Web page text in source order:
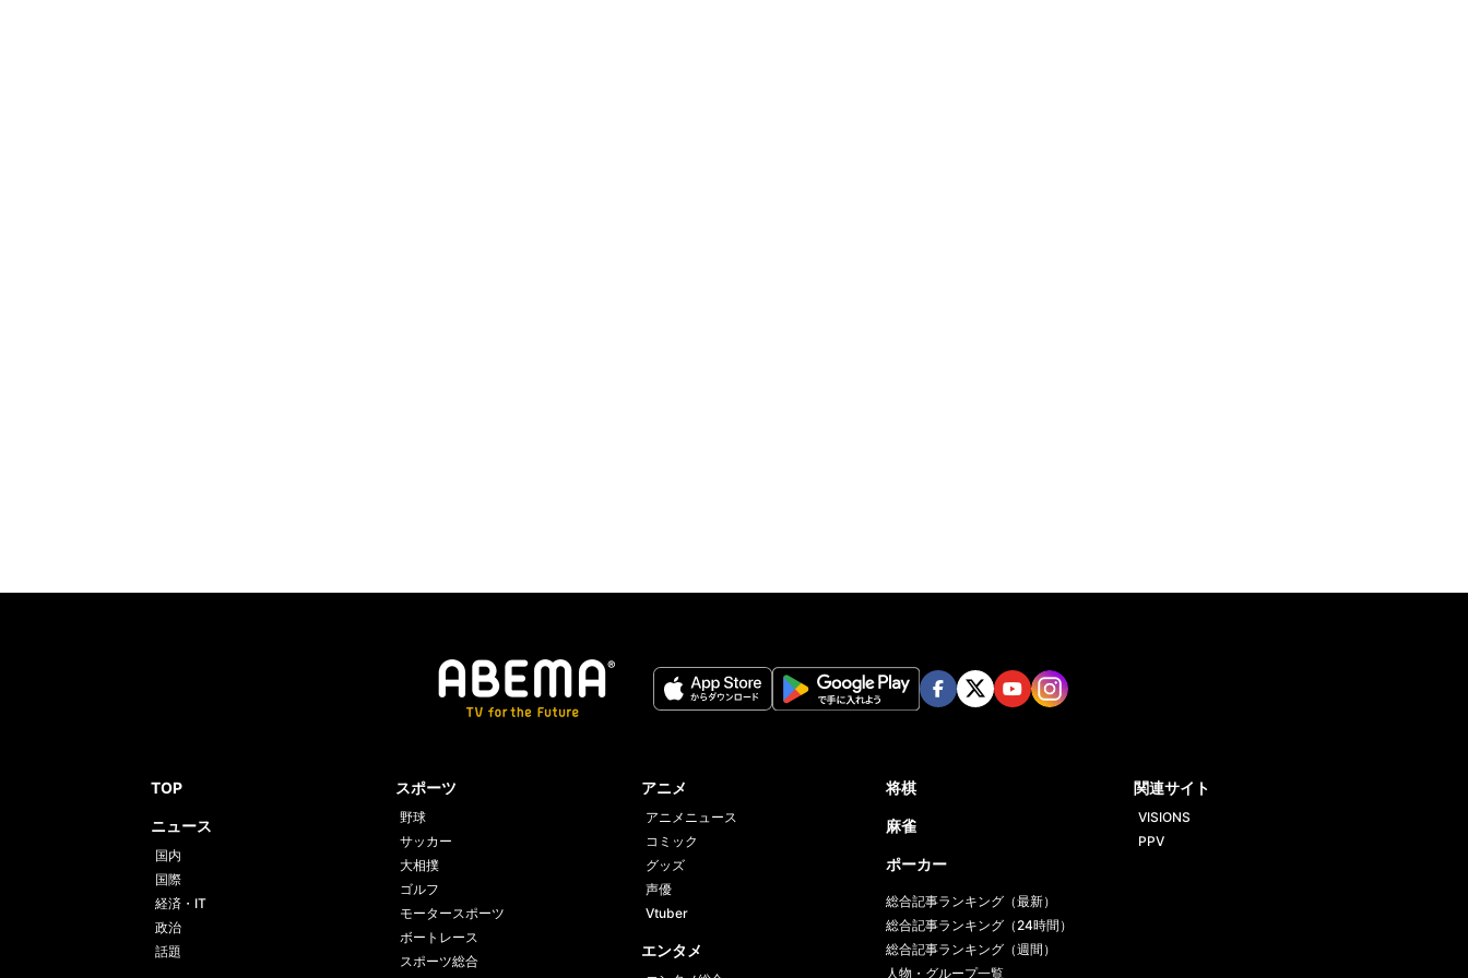
TOP
ニュース
国内
国際
経済・IT
政治
話題
スポーツ
野球
サッカー
大相撲
ゴルフ
モータースポーツ
ボートレース
スポーツ総合
アニメ
アニメニュース
コミック
グッズ
声優
Vtuber
エンタメ
将棋
麻雀
ポーカー
総合記事ランキング（最新）
総合記事ランキング（24時間）
総合記事ランキング（週間）
人物・グループ一覧
関連サイト
VISIONS
PPV